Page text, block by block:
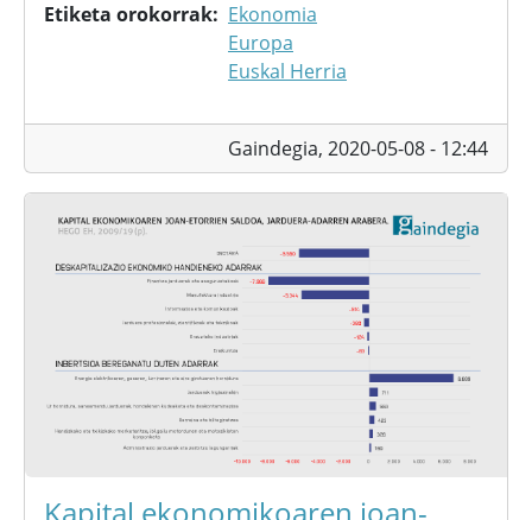
Etiketa orokorrak
Ekonomia
Europa
Euskal Herria
Gaindegia, 2020-05-08 - 12:44